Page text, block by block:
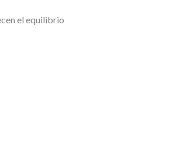
el equilibrio